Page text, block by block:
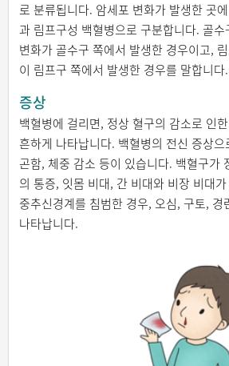
로 분류됩니다. 암세포 변화가 발생한 곳
과 림프구성 백혈병으로 구분합니다. 골
변화가 골수구 쪽에서 발생한 경우이고,
이 림프구 쪽에서 발생한 경우를 말합니다.
증상
백혈병에 걸리면, 정상 혈구의 감소로 인
흔하게 나타납니다. 백혈병의 전신 증상
곤함, 체중 감소 등이 있습니다. 백혈구가
의 통증, 잇몸 비대, 간 비대와 비장 비대
중추신경계를 침범한 경우, 오심, 구토, 경
나타납니다.